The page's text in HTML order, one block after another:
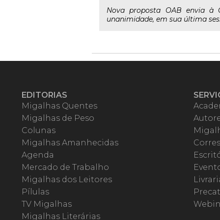
Nova proposta OAB envia à
unanimidade, em sua última
EDITORIAS
Migalhas Quentes
Migalhas de Peso
Colunas
Migalhas Amanhecidas
Agenda
Mercado de Trabalho
Migalhas dos Leitores
Pílulas
TV Migalhas
Migalhas Literárias